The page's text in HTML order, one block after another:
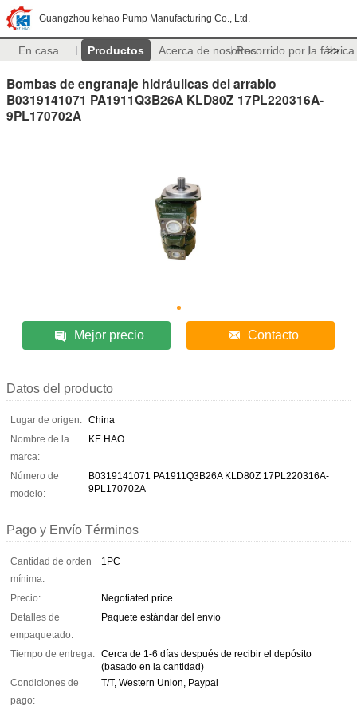
Guangzhou kehao Pump Manufacturing Co., Ltd.
En casa Productos Acerca de nosotrosRecorrido por la fábrica
>>
Bombas de engranaje hidráulicas del arrabio
B0319141071 PA1911Q3B26A KLD80Z 17PL220316A-
9PL170702A
Mejor precio Contacto
Datos del producto
Lugar de origen: China
Nombre de la
marca:
KE HAO
Número de
modelo:
B0319141071 PA1911Q3B26A KLD80Z 17PL220316A-
9PL170702A
Pago y Envío Términos
Cantidad de orden
mínima:
1PC
Precio:
Negotiated price
Detalles de
empaquetado:
Paquete estándar del envío
Tiempo de entrega: Cerca de 1-6 días después de recibir el depósito
(basado en la cantidad)
Condiciones de
pago:
T/T, Western Union, Paypal